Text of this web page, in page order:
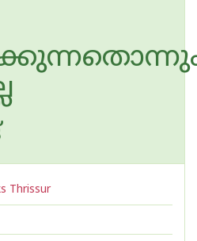
Thrissur